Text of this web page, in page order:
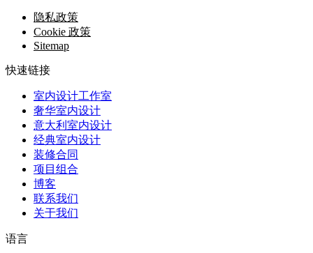
隐私政策
Cookie 政策
Sitemap
快速链接
室内设计工作室
奢华室内设计
意大利室内设计
经典室内设计
装修合同
项目组合
博客
联系我们
关于我们
语言